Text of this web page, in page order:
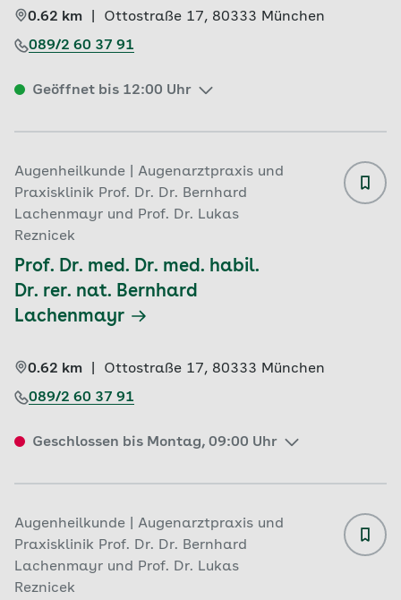
0.62 km Ottostraße 17, 80333 München
089/2 60 37 91
Geöffnet bis 12:00 Uhr
Augenheilkunde | Augenarztpraxis und
Praxisklinik Prof. Dr. Dr. Bernhard
Lachenmayr und Prof. Dr. Lukas
Reznicek
Prof. Dr. med. Dr. med. habil.
Dr. rer. nat. Bernhard
Lachenmayr
0.62 km Ottostraße 17, 80333 München
089/2 60 37 91
Geschlossen bis Montag, 09:00 Uhr
Augenheilkunde | Augenarztpraxis und
Praxisklinik Prof. Dr. Dr. Bernhard
Lachenmayr und Prof. Dr. Lukas
Reznicek